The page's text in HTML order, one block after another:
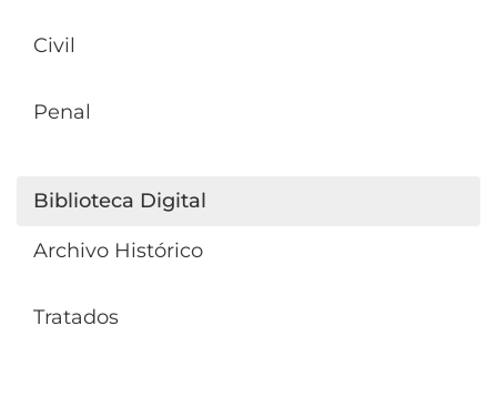
Civil
Penal
Biblioteca Digital
Archivo Histórico
Tratados